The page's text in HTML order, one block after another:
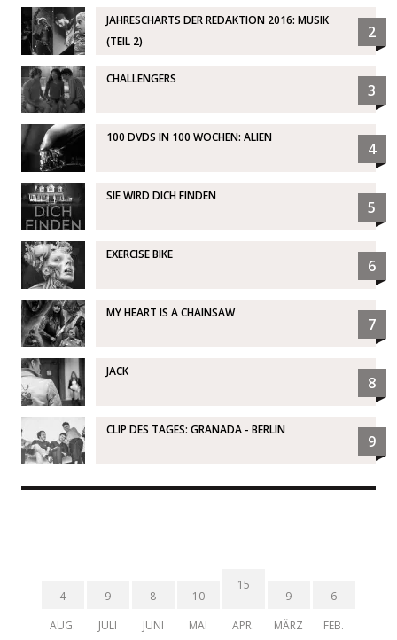
JAHRESCHARTS DER REDAKTION 2016: MUSIK
(TEIL 2)
2
CHALLENGERS
3
100 DVDS IN 100 WOCHEN: ALIEN
4
SIE WIRD DICH FINDEN
5
EXERCISE BIKE
6
MY HEART IS A CHAINSAW
7
JACK
8
CLIP DES TAGES: GRANADA - BERLIN
9
4
AUG.
9
JULI
8
JUNI
10
MAI
15
APR.
9
MÄRZ
6
FEB.